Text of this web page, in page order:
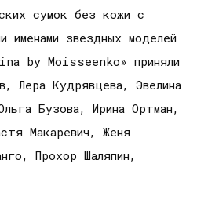
сумок без кожи с
именами звездных моделей
by Moisseenko» приняли
Лера Кудрявцева, Эвелина
Бузова, Ирина Ортман,
Макаревич, Женя
Прохор Шаляпин,